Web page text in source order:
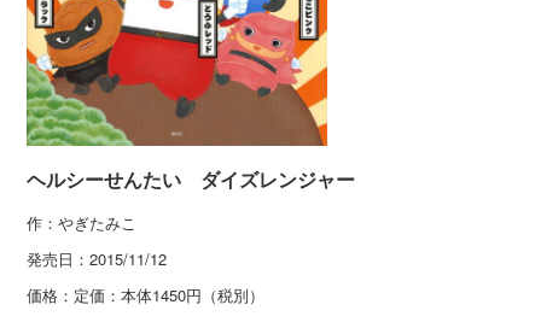
ヘルシーせんたい ダイズレンジャー
作：やぎたみこ
発売日：2015/11/12
価格： 定価：本体1450円（税別）